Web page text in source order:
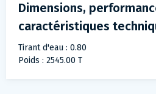
Dimensions, performances et
caractéristiques
Tirant d'eau : 0.80
Poids : 2545.00 T